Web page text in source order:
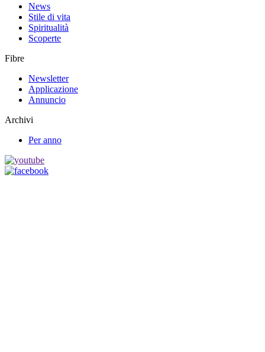
News
Stile di vita
Spiritualità
Scoperte
Fibre
Newsletter
Applicazione
Annuncio
Archivi
Per anno